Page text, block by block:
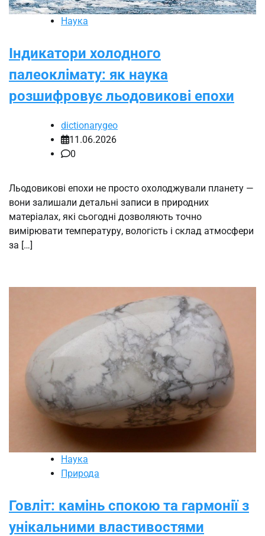
Наука
Індикатори холодного
палеоклімату: як наука
розшифровує льодовикові епохи
dictionarygeo
11.06.2026
0
Льодовикові епохи не просто охолоджували планету —
вони залишали детальні записи в природних
матеріалах, які сьогодні дозволяють точно
вимірювати температуру, вологість і склад атмосфери
за […]
Наука
Природа
Говліт: камінь спокою та гармонії з
унікальними властивостями